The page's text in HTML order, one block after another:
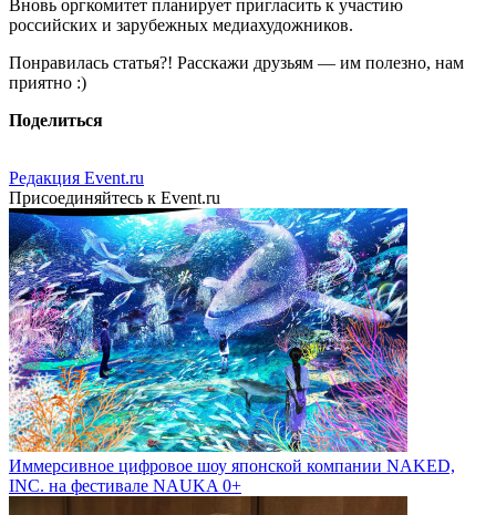
Вновь оргкомитет планирует пригласить к участию
российских и зарубежных медиахудожников.
Понравилась статья?! Расскажи друзьям — им полезно, нам
приятно :)
Поделиться
Редакция Event.ru
Присоединяйтесь к Event.ru
Иммерсивное цифровое шоу японской компании NAKED,
INC. на фестивале NAUKA 0+